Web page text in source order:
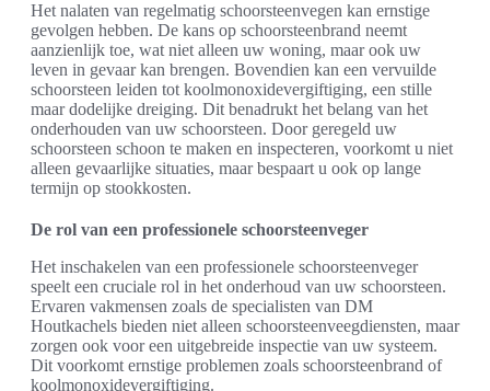
Het nalaten van regelmatig schoorsteenvegen kan ernstige
gevolgen hebben. De kans op schoorsteenbrand neemt
aanzienlijk toe, wat niet alleen uw woning, maar ook uw
leven in gevaar kan brengen. Bovendien kan een vervuilde
schoorsteen leiden tot koolmonoxidevergiftiging, een stille
maar dodelijke dreiging. Dit benadrukt het belang van het
onderhouden van uw schoorsteen. Door geregeld uw
schoorsteen schoon te maken en inspecteren, voorkomt u niet
alleen gevaarlijke situaties, maar bespaart u ook op lange
termijn op stookkosten.
De rol van een professionele schoorsteenveger
Het inschakelen van een professionele schoorsteenveger
speelt een cruciale rol in het onderhoud van uw schoorsteen.
Ervaren vakmensen zoals de specialisten van DM
Houtkachels bieden niet alleen schoorsteenveegdiensten, maar
zorgen ook voor een uitgebreide inspectie van uw systeem.
Dit voorkomt ernstige problemen zoals schoorsteenbrand of
koolmonoxidevergiftiging.